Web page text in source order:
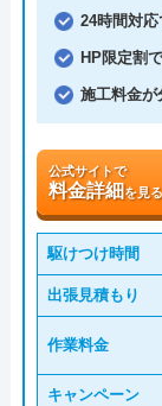
24時間対
HP限定割
施工料金が
公式サイトで
料金詳細を見る
駆けつけ時間
出張見積もり
作業料金
キャンペーン